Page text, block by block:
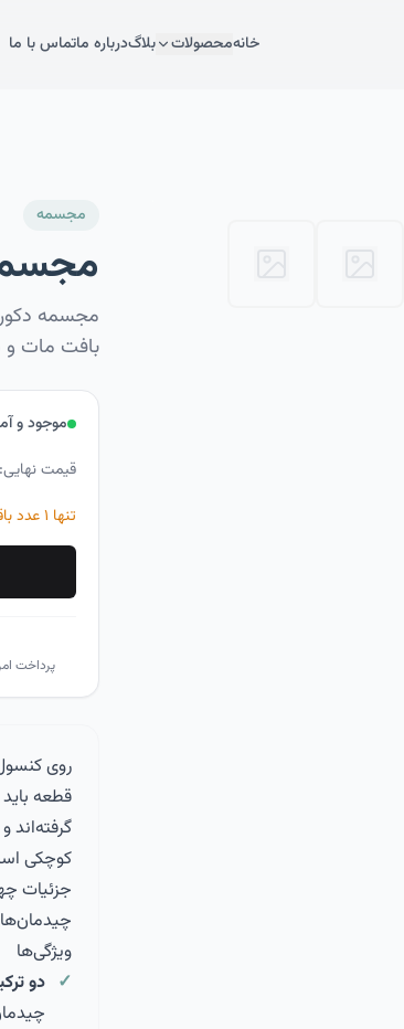
خانهمحصولات بلاگدرباره ماتماس با ما
مجسمه
مجسمه
بافت مات و
موجود و
قیمت نهایی:
تنها ۱عدد
پرداخت
روی
قطعه
کوچکی
جزئیات
ویژگی‌ها
دو